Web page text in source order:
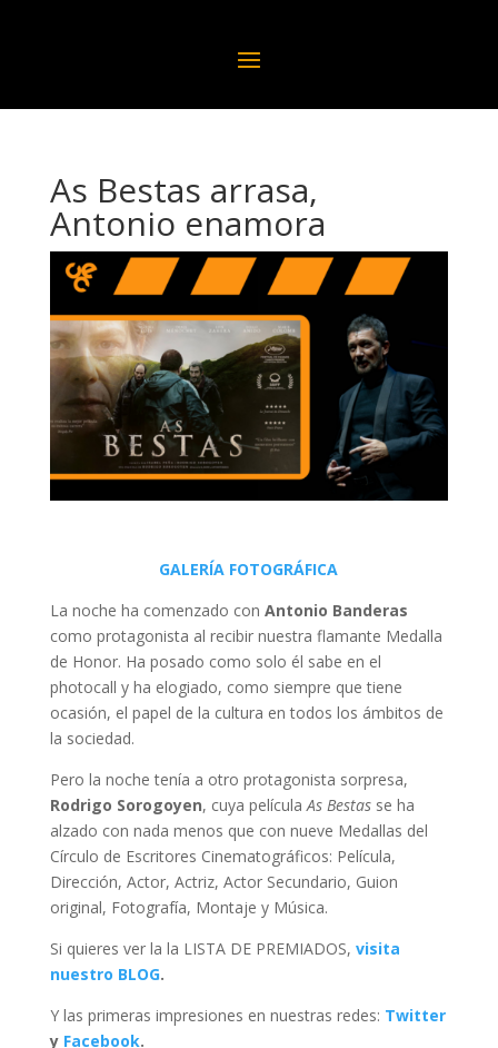
As Bestas arrasa,
Antonio enamora
GALERÍA FOTOGRÁFICA
La noche ha comenzado con Antonio Banderas
como protagonista al recibir nuestra flamante Medalla
de Honor. Ha posado como solo él sabe en el
photocall y ha elogiado, como siempre que tiene
ocasión, el papel de la cultura en todos los ámbitos de
la sociedad.
Pero la noche tenía a otro protagonista sorpresa,
Rodrigo Sorogoyen, cuya películaAs Bestasse ha
alzado con nada menos que con nueve Medallas del
Círculo de Escritores Cinematográficos: Película,
Dirección, Actor, Actriz, Actor Secundario, Guion
original, Fotografía, Montaje y Música.
Si quieres ver la la LISTA DE PREMIADOS, visita
nuestro BLOG.
Y las primeras impresiones en nuestras redes: Twitter
yFacebook.